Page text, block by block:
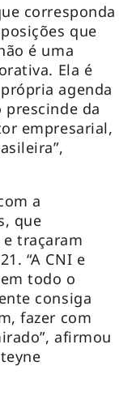
corresponda
que
é uma
Ela é
agenda
prescinde da
empresarial,
a
que
traçaram
“A CNI e
todo o
consiga
fazer com
afirmou